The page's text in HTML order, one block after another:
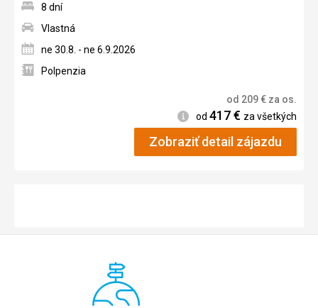
8 dní
Vlastná
ne 30.8. - ne 6.9.2026
Polpenzia
od 209€ za os.
Informácie
od 417€ za všetkých
Zobraziť detail zájazdu